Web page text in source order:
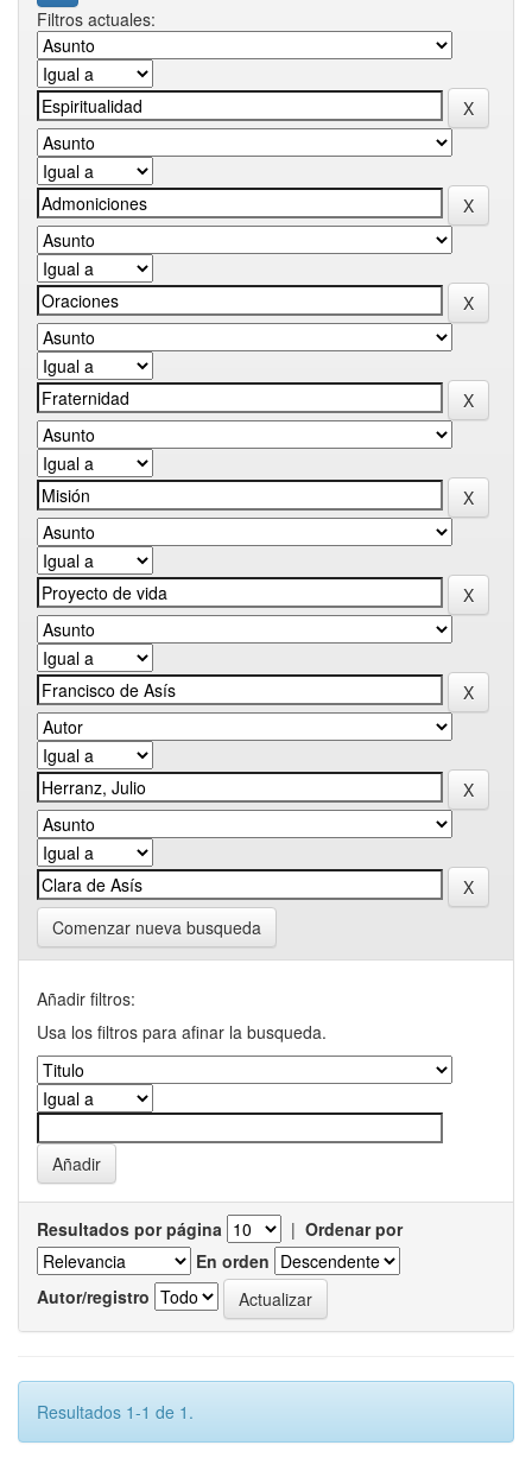
Filtros actuales:
Comenzar nueva busqueda
Añadir filtros:
Usa los filtros para afinar la busqueda.
Resultados por página | Ordenar por
En orden
Autor/registro
Resultados 1-1 de 1.